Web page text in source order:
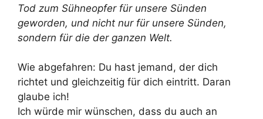
Tod zum Sühneopfer für unsere Sünden
geworden, und nicht nur für unsere Sünden,
sondern für die der ganzen Welt.
Wie abgefahren: Du hast jemand, der dich
richtet und gleichzeitig für dich eintritt. Daran
glaube ich!
Ich würde mir wünschen, dass du auch an